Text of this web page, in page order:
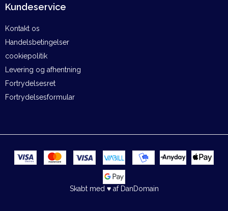
Kundeservice
Kontakt os
Handelsbetingelser
cookiepolitik
Levering og afhentning
Fortrydelsesret
Fortrydelsesformular
Skabt med ♥ af DanDomain